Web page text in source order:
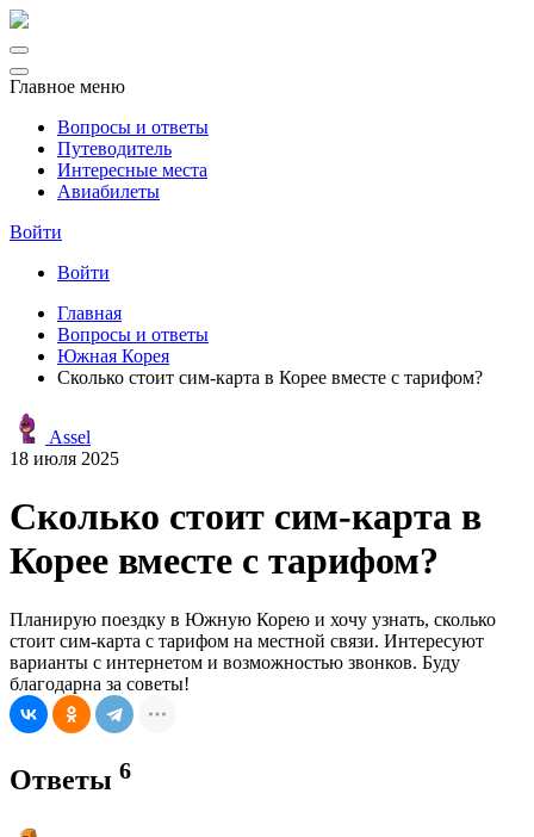
Главное меню
Вопросы и ответы
Путеводитель
Интересные места
Авиабилеты
Войти
Войти
Главная
Вопросы и ответы
Южная Корея
Сколько стоит сим-карта в Корее вместе с тарифом?
Assel
18 июля 2025
Сколько стоит сим-карта в
Корее вместе с тарифом?
Планирую поездку в Южную Корею и хочу узнать, сколько
стоит сим-карта с тарифом на местной связи. Интересуют
варианты с интернетом и возможностью звонков. Буду
благодарна за советы!
Ответы 6